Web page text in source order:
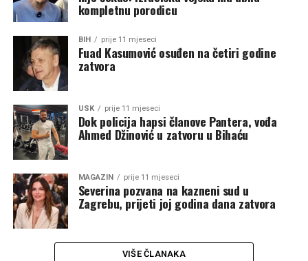
kompletnu porodicu
BIH prije 11 mjeseci
Fuad Kasumović osuđen na četiri godine
zatvora
USK prije 11 mjeseci
Dok policija hapsi članove Pantera, vođa
Ahmed Džinović u zatvoru u Bihaću
MAGAZIN prije 11 mjeseci
Severina pozvana na kazneni sud u
Zagrebu, prijeti joj godina dana zatvora
VIŠE ČLANAKA